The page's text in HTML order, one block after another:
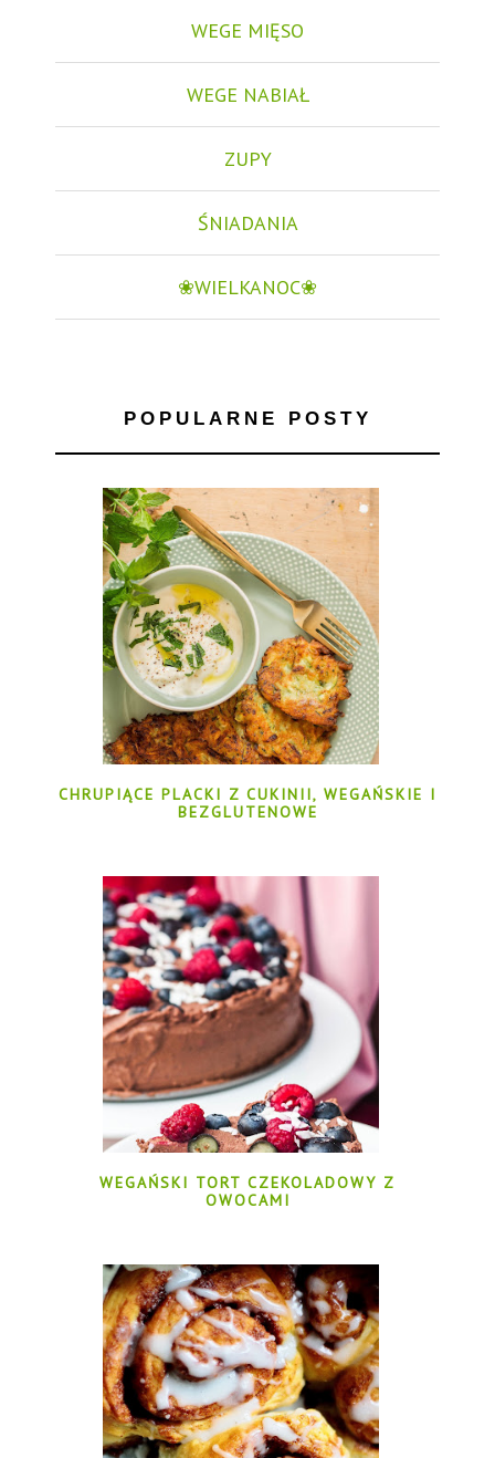
WEGE MIĘSO
WEGE NABIAŁ
ZUPY
ŚNIADANIA
❀WIELKANOC❀
POPULARNE POSTY
CHRUPIĄCE PLACKI Z CUKINII, WEGAŃSKIE I
BEZGLUTENOWE
WEGAŃSKI TORT CZEKOLADOWY Z
OWOCAMI